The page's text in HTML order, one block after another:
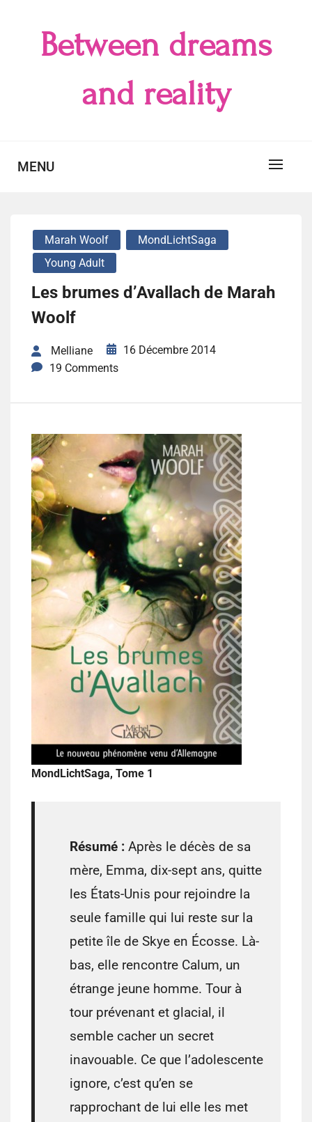
Between dreams
and reality
MENU
Marah Woolf
MondLichtSaga
Young Adult
Les brumes d’Avallach de Marah
Woolf
Melliane
16 Décembre 2014
19 Comments
MondLichtSaga, Tome 1
Résumé : Après le décès de sa
mère, Emma, dix-sept ans, quitte
les États-Unis pour rejoindre la
seule famille qui lui reste sur la
petite île de Skye en Écosse. Là-
bas, elle rencontre Calum, un
étrange jeune homme. Tour à
tour prévenant et glacial, il
semble cacher un secret
inavouable. Ce que l’adolescente
ignore, c’est qu’en se
rapprochant de lui elle les met